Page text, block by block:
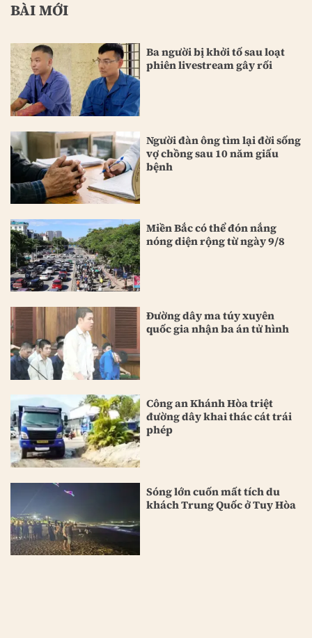
BÀI MỚI
Ba người bị khởi tố sau loạt
phiên livestream gây rối
Người đàn ông tìm lại đời sống
vợ chồng sau 10 năm giấu
bệnh
Miền Bắc có thể đón nắng
nóng diện rộng từ ngày 9/8
Đường dây ma túy xuyên
quốc gia nhận ba án tử hình
Công an Khánh Hòa triệt
đường dây khai thác cát trái
phép
Sóng lớn cuốn mất tích du
khách Trung Quốc ở Tuy Hòa